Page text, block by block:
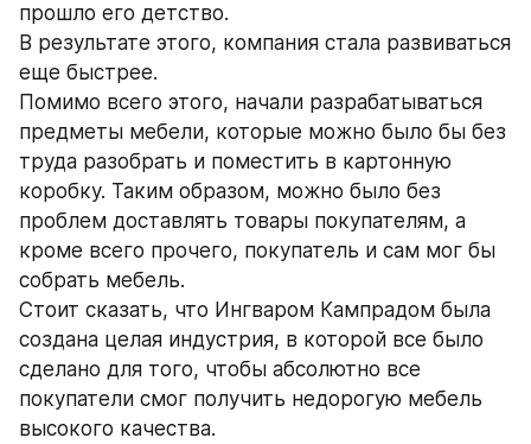
прошло его детство.
В результате этого, компания стала развиваться
еще быстрее.
Помимо всего этого, начали разрабатываться
предметы мебели, которые можно было бы без
труда разобрать и поместить в картонную
коробку. Таким образом, можно было без
проблем доставлять товары покупателям, а
кроме всего прочего, покупатель и сам мог бы
собрать мебель.
Стоит сказать, что Ингваром Кампрадом была
создана целая индустрия, в которой все было
сделано для того, чтобы абсолютно все
покупатели смог получить недорогую мебель
высокого качества.